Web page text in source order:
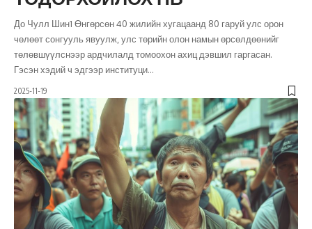
До Чулл Шин1 Өнгөрсөн 40 жилийн хугацаанд 80 гаруй улс орон
чөлөөт сонгууль явуулж, улс төрийн олон намын өрсөлдөөнийг
төлөвшүүлснээр ардчилалд томоохон ахиц дэвшил гаргасан.
Гэсэн хэдий ч эдгээр институци…
2025-11-19